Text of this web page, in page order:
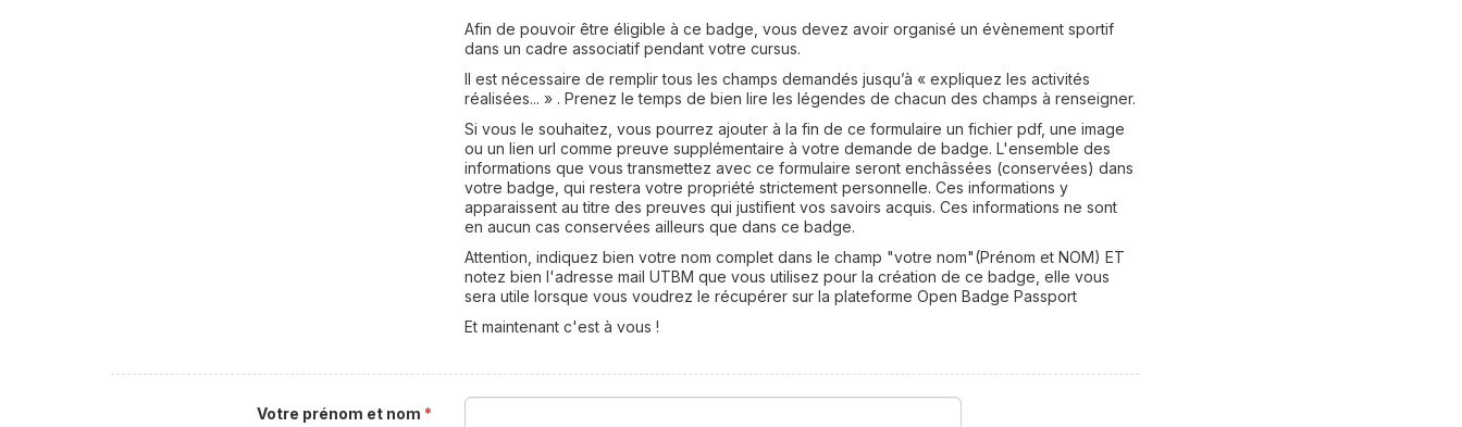
Afin de pouvoir être éligible à ce badge, vous devez avoir organisé un évènement sportif
dans un cadre associatif pendant votre cursus.
Il est nécessaire de remplir tous les champs demandés jusqu’à « expliquez les activités
réalisées... » . Prenez le temps de bien lire les légendes de chacun des champs à renseigner.
Si vous le souhaitez, vous pourrez ajouter à la fin de ce formulaire un fichier pdf, une image
ou un lien url comme preuve supplémentaire à votre demande de badge. L'ensemble des
informations que vous transmettez avec ce formulaire seront enchâssées (conservées) dans
votre badge, qui restera votre propriété strictement personnelle. Ces informations y
apparaissent au titre des preuves qui justifient vos savoirs acquis. Ces informations ne sont
en aucun cas conservées ailleurs que dans ce badge.
Attention, indiquez bien votre nom complet dans le champ "votre nom"(Prénom et NOM) ET
notez bien l'adresse mail UTBM que vous utilisez pour la création de ce badge, elle vous
sera utile lorsque vous voudrez le récupérer sur la plateforme Open Badge Passport
Et maintenant c'est à vous !
Votre prénom et nom *